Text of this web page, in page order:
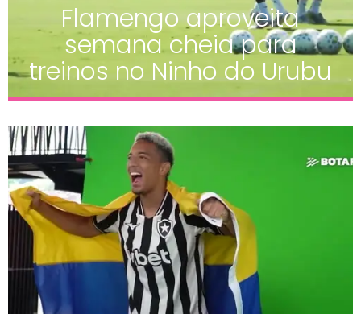
Flamengo aproveita
semana cheia para
treinos no Ninho do Urubu